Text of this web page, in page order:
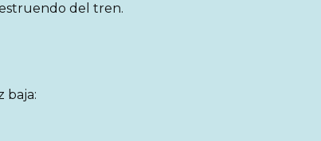
del tren.
baja: